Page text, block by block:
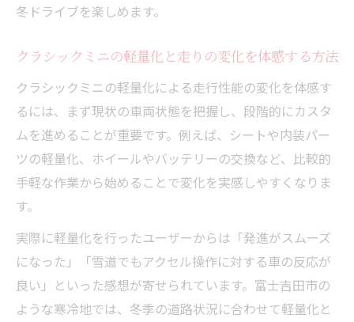
冬ドライブを楽しめます。
クラシックミニの軽量化と走りの変化を体感する方法
クラシックミニの軽量化による走行性能の変化を体感す
るには、まず現状の車両状態を把握し、段階的にカスタ
ムを進めることが重要です。例えば、シートや内装パー
ツの軽量化、ホイールやバッテリーの交換など、比較的
手軽な作業から始めることで変化を実感しやすくなりま
す。
実際に軽量化を行ったユーザーからは「発進がスムーズ
になった」「雪道でもアクセル操作に対する車の反応が
良い」といった感想が寄せられています。富士吉田市の
ような寒冷地では、冬季の道路状況に合わせて軽量化と